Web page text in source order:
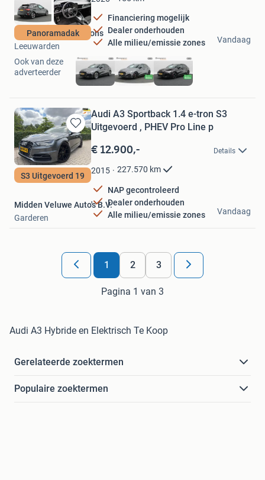
Panoramadak
Financiering mogelijk
Dealer onderhouden
Alle milieu/emissie zones
Bourguignon Occasions
Leeuwarden
Vandaag
Ook van deze
adverteerder
Bewaren
in
Mijn
Favorieten
S3 Uitgevoerd 19
Audi A3 Sportback 1.4 e-tron S3
Uitgevoerd , PHEV Pro Line p
€ 12.900,- Details
2015 227.570 km
NAP gecontroleerd
Dealer onderhouden
Alle milieu/emissie zones
Midden Veluwe Auto's B.V.
Garderen
Vandaag
1 2 3
Pagina 1 van 3
Audi A3 Hybride en Elektrisch Te Koop
Gerelateerde zoektermen
Populaire zoektermen